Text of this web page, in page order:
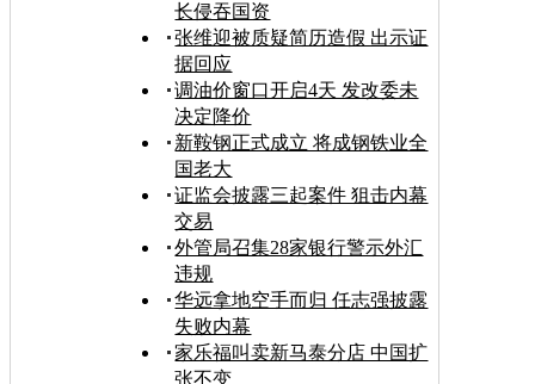
长侵吞国资
张维迎被质疑简历造假 出示证
据回应
调油价窗口开启4天 发改委未
决定降价
新鞍钢正式成立 将成钢铁业全
国老大
证监会披露三起案件 狙击内幕
交易
外管局召集28家银行警示外汇
违规
华远拿地空手而归 任志强披露
失败内幕
家乐福叫卖新马泰分店 中国扩
张不变